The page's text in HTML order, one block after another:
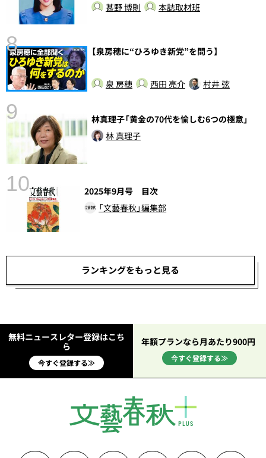
甚野 博則
本誌取材班
8 【泉房穂に“ひろゆき新党”を問う】
泉 房穂 西田 亮介 村井 弦
9
林真理子「黄金の70代を愉しむ6つの極意」
林 真理子
10
2025年9月号 目次
「文藝春秋」編集部
ランキングをもっと見る
無料ニュースレター登録はこち
ら
今すぐ登録する≫
年額プランなら月あたり900円
今すぐ登録する≫